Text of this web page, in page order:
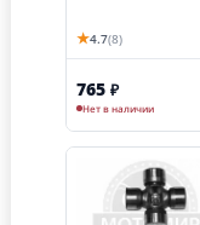
★4.7(8)
765 ₽
Нет в наличии